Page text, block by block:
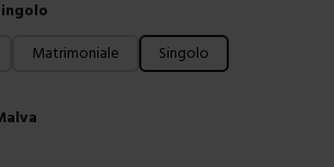
Matrimoniale Singolo